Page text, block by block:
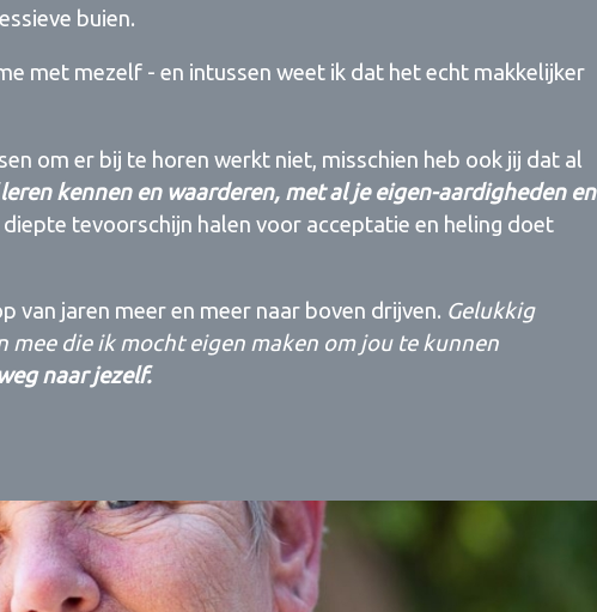
buien.
met mezelf - en intussen weet ik dat het echt makkelijker
om er bij te horen werkt niet, misschien heb ook jij dat al
kennen en waarderen, met al je eigen-aardigheden en
tevoorschijn halen voor acceptatie en heling doet
van jaren meer en meer naar boven drijven. Gelukkig
die ik mocht eigen maken om jou te kunnen
naar jezelf.